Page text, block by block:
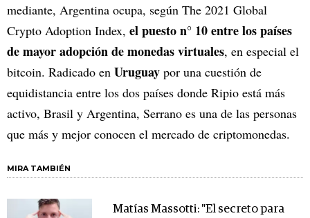
mediante, Argentina ocupa, según The 2021 Global
Crypto Adoption Index, el puesto n° 10 entre los países
de mayor adopción de monedas virtuales, en especial el
bitcoin. Radicado en Uruguay por una cuestión de
equidistancia entre los dos países donde Ripio está más
activo, Brasil y Argentina, Serrano es una de las personas
que más y mejor conocen el mercado de criptomonedas.
MIRA TAMBIÉN
Matías Massotti: "El secreto para